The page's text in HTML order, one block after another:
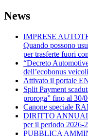
News
IMPRESE
Quando possono
per trasferte fuori
“Decreto
dell’ecobonus
Attivato il portale
Split Payment
proroga” fino al 30/
Canone speciale
DIRITTO
per il periodo 2026-
PUBBLICA